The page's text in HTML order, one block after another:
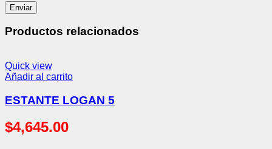
Productos relacionados
Quick view
Añadir al carrito
ESTANTE LOGAN 5
$4,645.00